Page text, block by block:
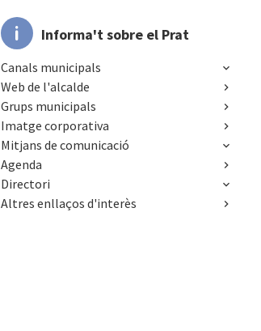
Informa't sobre el Prat
Canals municipals
Web de l'alcalde
Grups municipals
Imatge corporativa
Mitjans de comunicació
Agenda
Directori
Altres enllaços d'interès